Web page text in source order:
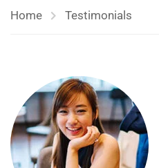
Home Testimonials